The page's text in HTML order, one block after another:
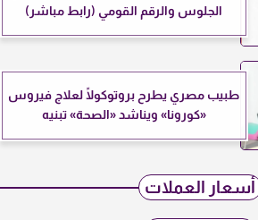
الجلوس والرقم القومي (رابط مباشر)
طبيب مصري يطرح بروتوكولًا لعلاج فيروس
«كورونا» ويناشد «الصحة» تبنيه
أسعار العملات